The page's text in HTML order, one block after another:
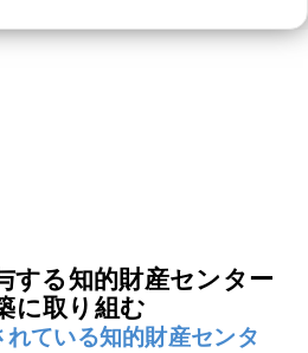
する知的財産センター
に取り組む
ている知的財産センタ